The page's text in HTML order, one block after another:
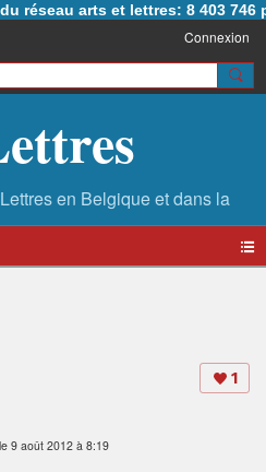
réseau arts et lettres: 8 403 746
Connexion
1
le 9 août 2012 à 8:19